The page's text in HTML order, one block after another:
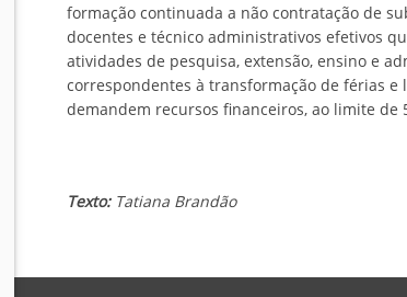
formação continuada a não contratação de
docentes e técnico administrativos efetivos
atividades de pesquisa, extensão, ensino e
correspondentes à transformação de férias
demandem recursos financeiros, ao limite de
Texto:Tatiana Brandão